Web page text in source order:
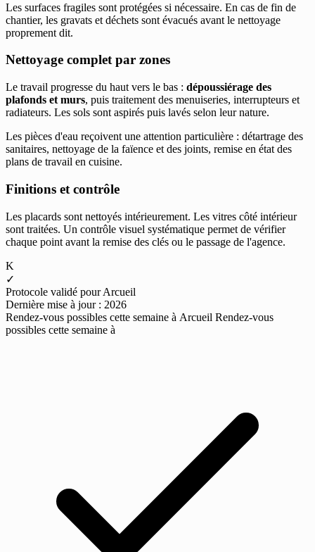
Les surfaces fragiles sont protégées si nécessaire. En cas de fin de
chantier, les gravats et déchets sont évacués avant le nettoyage
proprement dit.
Nettoyage complet par zones
Le travail progresse du haut vers le bas : dépoussiérage des
plafonds et murs, puis traitement des menuiseries, interrupteurs et
radiateurs. Les sols sont aspirés puis lavés selon leur nature.
Les pièces d'eau reçoivent une attention particulière : détartrage des
sanitaires, nettoyage de la faïence et des joints, remise en état des
plans de travail en cuisine.
Finitions et contrôle
Les placards sont nettoyés intérieurement. Les vitres côté intérieur
sont traitées. Un contrôle visuel systématique permet de vérifier
chaque point avant la remise des clés ou le passage de l'agence.
K
✓
Protocole validé pour Arcueil
Dernière mise à jour : 2026
Rendez-vous possibles cette semaine à Arcueil Rendez-vous
possibles cette semaine à